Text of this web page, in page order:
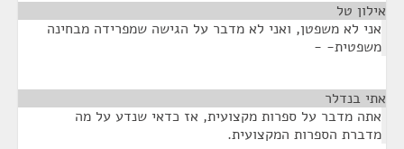
אילון טל
אני לא משפטן, ואני לא מדבר על הגישה שמפרידה מבחינה
משפטית- -
אתי בנדלר
אתה מדבר על ספרות מקצועית, אז כדאי שנדע על מה
מדברת הספרות המקצועית.